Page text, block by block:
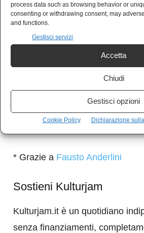
process data such as browsing behavior or
consenting or withdrawing consent, may
and functions.
Gestisci servizi
Accetta
Chiudi
Gestisci opzioni
Cookie Policy Dichiarazione
grinta e chiude la contesa nel
Nella ripresa terzo goal in
di calcio.
.
* Grazie a Fausto Anderlini
Sostieni Kulturjam
Kulturjam.it è un quotidiano
senza finanziamenti,